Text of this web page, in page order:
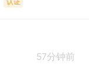
57分钟前